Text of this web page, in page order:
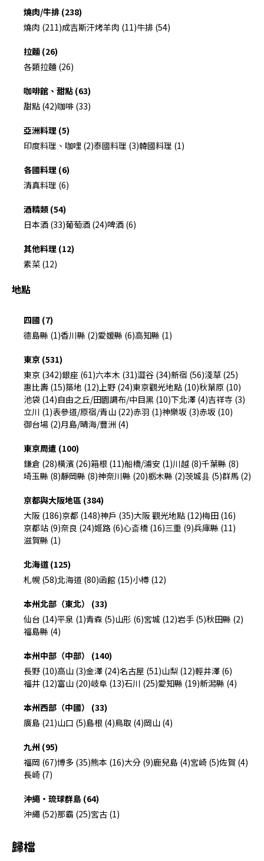
燒肉/牛排 (238)
燒肉 (211)成吉斯汗烤羊肉 (11)牛排 (54)
拉麵 (26)
各類拉麵 (26)
咖啡館、甜點 (63)
甜點 (42)咖啡 (33)
亞洲料理 (5)
印度料理、咖哩 (2)泰國料理 (3)韓國料理 (1)
各國料理 (6)
清真料理 (6)
酒精類 (54)
日本酒 (33)葡萄酒 (24)啤酒 (6)
其他料理 (12)
素菜 (12)
地點
四國 (7)
德島縣 (1)香川縣 (2)愛媛縣 (6)高知縣 (1)
東京 (531)
東京 (342)銀座 (61)六本木 (31)澀谷 (34)新宿 (56)淺草 (25)
惠比壽 (15)築地 (12)上野 (24)東京觀光地點 (10)秋葉原 (10)
池袋 (14)自由之丘/田園調布/中目黑 (10)下北澤 (4)吉祥寺 (3)
立川 (1)表參道/原宿/青山 (22)赤羽 (1)神樂坂 (3)赤坂 (10)
御台場 (2)月島/晴海/豐洲 (4)
東京周遭 (100)
鎌倉 (28)橫濱 (26)箱根 (11)船橋/浦安 (1)川越 (8)千葉縣 (8)
埼玉縣 (8)靜岡縣 (8)神奈川縣 (20)栃木縣 (2)茨城县 (5)群馬 (2)
京都與大阪地區 (384)
大阪 (186)京都 (148)神戶 (35)大阪 觀光地點 (12)梅田 (16)
京都站 (9)奈良 (24)姬路 (6)心斎橋 (16)三重 (9)兵庫縣 (11)
滋賀縣 (1)
北海道 (125)
札幌 (58)北海道 (80)函館 (15)小樽 (12)
本州北部（東北） (33)
仙台 (14)平泉 (1)青森 (5)山形 (6)宮城 (12)岩手 (5)秋田縣 (2)
福島縣 (4)
本州中部（中部） (140)
長野 (10)高山 (3)金澤 (24)名古屋 (51)山梨 (12)輕井澤 (6)
福井 (12)富山 (20)岐阜 (13)石川 (25)愛知縣 (19)新潟縣 (4)
本州西部（中國） (33)
廣島 (21)山口 (5)島根 (4)鳥取 (4)岡山 (4)
九州 (95)
福岡 (67)博多 (35)熊本 (16)大分 (9)鹿兒島 (4)宮崎 (5)佐賀 (4)
長崎 (7)
沖繩・琉球群島 (64)
沖繩 (52)那霸 (25)宮古 (1)
歸檔